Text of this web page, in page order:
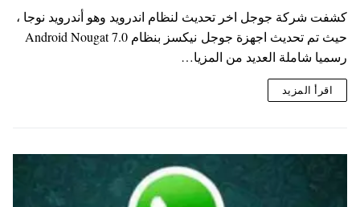
كشفت شركة جوجل اخر تحديث لنظام اندرويد وهو أندرويد نوجا ،
حيث تم تحديث اجهزة جوجل نيكسز بنظام 7.0 Android Nougat
رسميا شاملة العديد من المزيا…
اقرأ المزيد